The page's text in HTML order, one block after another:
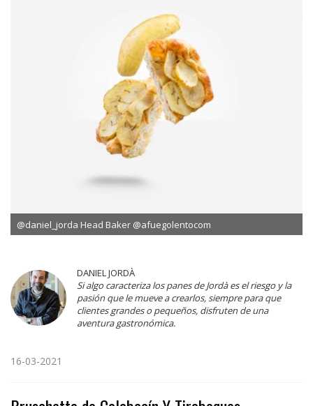
@daniel_jorda Head Baker @afuegolentocom
DANIEL JORDÀ
Si algo caracteriza los panes de Jordà es el riesgo y la
pasión que le mueve a crearlos, siempre para que
clientes grandes o pequeños, disfruten de una
aventura gastronómica.
16-03-2021